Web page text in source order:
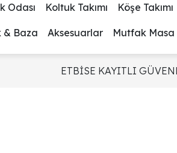
Odası Koltuk Takımı Köşe Takımı
& Baza Aksesuarlar Mutfak
ETBİSE KAYITLI